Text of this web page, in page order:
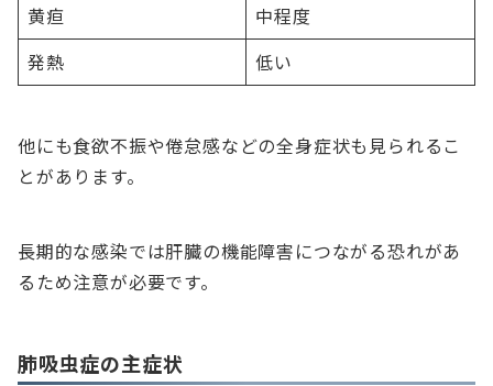
黄疸
中程度
発熱
低い
他にも食欲不振や倦怠感などの全身症状も見られるこ
とがあります。
長期的な感染では肝臓の機能障害につながる恐れがあ
るため注意が必要です。
肺吸虫症の主症状